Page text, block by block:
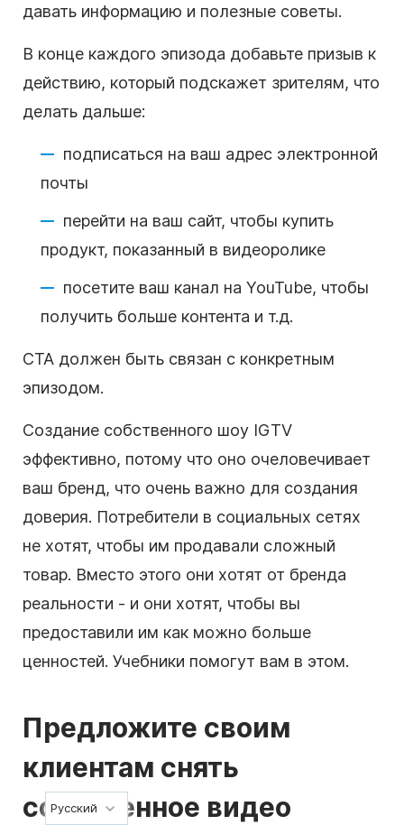
давать информацию и полезные советы.
В конце каждого эпизода добавьте призыв к
действию, который подскажет зрителям, что
делать дальше:
подписаться на ваш адрес электронной
почты
перейти на ваш сайт, чтобы купить
продукт, показанный в видеоролике
посетите ваш канал на YouTube, чтобы
получить больше контента и т.д.
CTA должен быть связан с конкретным
эпизодом.
Создание собственного шоу IGTV
эффективно, потому что оно очеловечивает
ваш бренд, что очень важно для создания
доверия. Потребители в социальных сетях
не хотят, чтобы им продавали сложный
товар. Вместо этого они хотят от бренда
реальности - и они хотят, чтобы вы
предоставили им как можно больше
ценностей. Учебники помогут вам в этом.
Предложите своим
клиентам снять
собственное видео
Русский